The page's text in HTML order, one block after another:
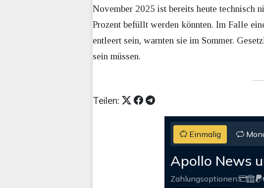
November 2025 ist bereits heute technisch
Prozent befüllt werden könnten. Im Falle
entleert sein, warnten sie im Sommer.
sein müssen.
Teilen:
Einmalig
Apollo News
Zahlungsoptionen: